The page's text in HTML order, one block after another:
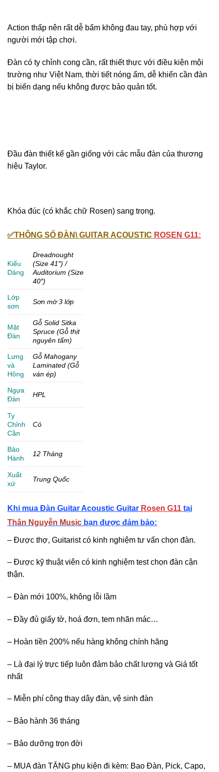
Action thấp nên rất dễ bấm không đau tay, phù hợp với
người mới tập chơi.
Đàn có ty chỉnh cong cần, rất thiết thực với điều kiện mội
trường như Việt Nam, thời tiết nóng ẩm, dễ khiến cần đàn
bị biến dạng nếu không được bảo quản tốt.
Đầu đàn thiết kế gần giống với các mẫu đàn của thương
hiệu Taylor.
Khóa đúc (có khắc chữ Rosen) sang trọng.
✅THÔNG SỐ ĐÀN\ GUITAR ACOUSTIC ROSEN G11:
Kiểu
Dáng
Dreadnought
(Size 41″) /
Auditorium (Size
40″)
Lớp
sơn
Sơn mờ 3 lớp
Mặt
Đàn
Gỗ Solid Sitka
Spruce (Gỗ thịt
nguyên tấm)
Lưng
và
Hông
Gỗ Mahogany
Laminated (Gỗ
ván ép)
Ngựa
Đàn
HPL
Ty
Chỉnh
Cần
Có
Bảo
Hành
12 Tháng
Xuất
xứ
Trung Quốc
Khi mua Đàn Guitar Acoustic Guitar Rosen G11 tại
Thân Nguyễn Music bạn được đảm bảo:
– Được thợ, Guitarist có kinh nghiệm tư vấn chọn đàn.
– Được kỹ thuật viên có kinh nghiệm test chọn đàn cận
thận.
– Đàn mới 100%, không lỗi lầm
– Đầy đủ giấy tờ, hoá đơn, tem nhãn mác…
– Hoàn tiền 200% nếu hàng không chính hãng
– Là đại lý trực tiếp luôn đảm bảo chất lượng và Giá tốt
nhất
– Miễn phí công thay dây đàn, vệ sinh đàn
– Bảo hành 36 tháng
– Bảo dưỡng trọn đời
– MUA đàn TẶNG phụ kiện đi kèm: Bao Đàn, Pick, Capo,